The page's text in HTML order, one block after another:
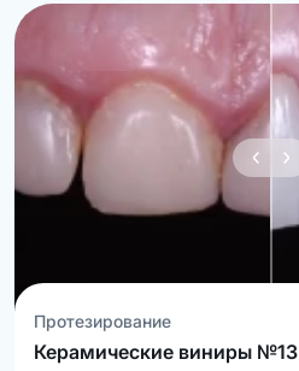
Протезирование
Керамические виниры №13